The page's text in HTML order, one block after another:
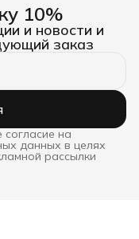
10%
и новости и
заказ
на
данных в целях
рассылки